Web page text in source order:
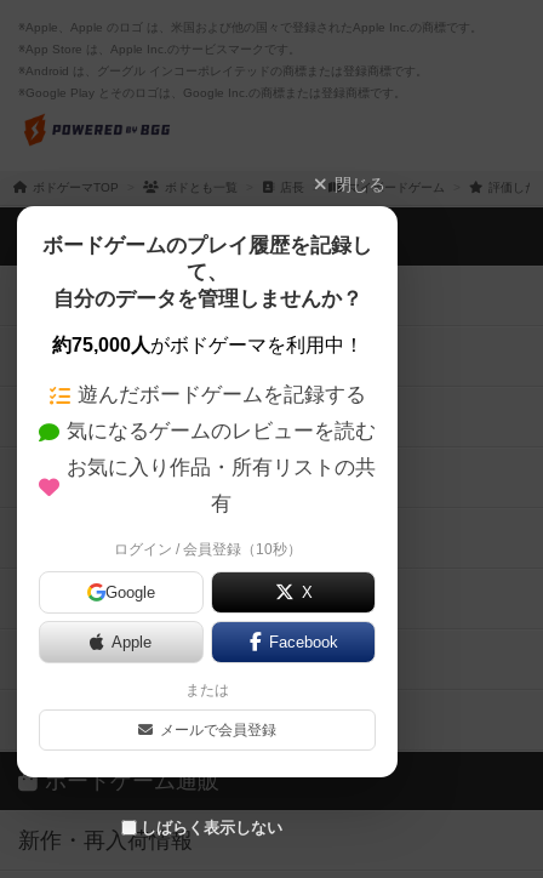
※Apple、Apple のロゴ は、米国および他の国々で登録されたApple Inc.の商標です。
※App Store は、Apple Inc.のサービスマークです。
※Android は、グーグル インコーポレイテッドの商標または登録商標です。
※Google Play とそのロゴは、Google Inc.の商標または登録商標です。
ボドゲーマTOP ボドとも一覧 店長 マイボードゲーム 評価した
閉じる
ボードゲームのプレイ履歴を記録し
て、
自分のデータを管理しませんか？
約75,000人がボドゲーマを利用中！
遊んだボードゲームを記録する
気になるゲームのレビューを読む
お気に入り作品・所有リストの共
有
ログイン / 会員登録（10秒）
Google X
Apple Facebook
または
メールで会員登録
しばらく表示しない
ボドゲーマTOP
ボードゲームを検索する
ボードゲームの新着レビュー
ボードゲーム会情報
メカニクス特集
掲示板・トピックス
ボドとも・会員一覧
ボードゲーム業界コラム
ボドゲーマご利用案内
ボードゲーム通販
新作・再入荷情報